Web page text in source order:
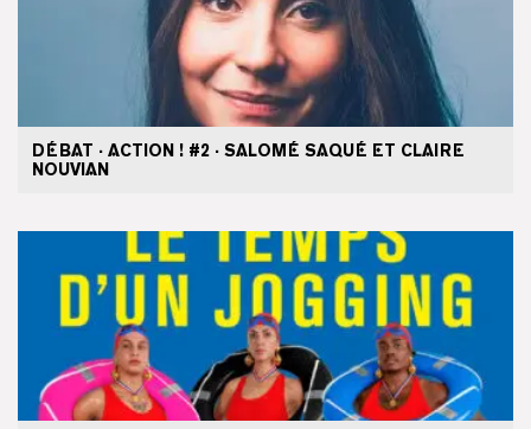
DÉBAT · ACTION ! #2 · SALOMÉ SAQUÉ ET CLAIRE
NOUVIAN